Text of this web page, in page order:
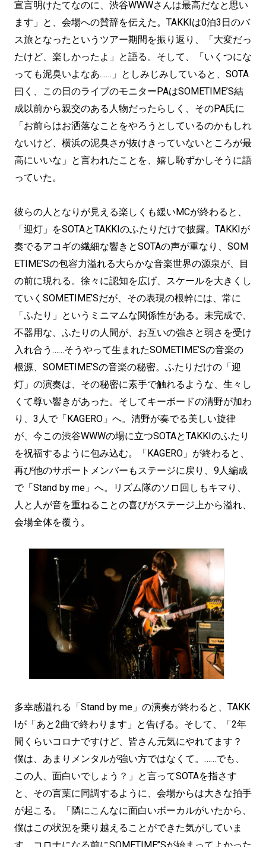
宣言明けたてなのに、渋谷WWWさんは最高だなと思い
ます」と、会場への賛辞を伝えた。TAKKIは0泊3日のバ
ス旅となったというツアー期間を振り返り、「大変だっ
たけど、楽しかったよ」と語る。そして、「いくつにな
っても泥臭いよなあ……」としみじみしていると、SOTA
曰く、この日のライブのモニターPAはSOMETIME’S結
成以前から親交のある人物だったらしく、そのPA氏に
「お前らはお洒落なことをやろうとしているのかもしれ
ないけど、横浜の泥臭さが抜けきっていないところが最
高にいいな」と言われたことを、嬉し恥ずかしそうに語
っていた。
彼らの人となりが見える楽しくも緩いMCが終わると、
「迎灯」をSOTAとTAKKIのふたりだけで披露。TAKKIが
奏でるアコギの繊細な響きとSOTAの声が重なり、SOM
ETIME’Sの包容力溢れる大らかな音楽世界の源泉が、目
の前に現れる。徐々に認知を広げ、スケールを大きくし
ていくSOMETIME’Sだが、その表現の根幹には、常に
「ふたり」というミニマムな関係性がある。未完成で、
不器用な、ふたりの人間が、お互いの強さと弱さを受け
入れ合う……そうやって生まれたSOMETIME’Sの音楽の
根源、SOMETIME’Sの音楽の秘密。ふたりだけの「迎
灯」の演奏は、その秘密に素手で触れるような、生々し
くて尊い響きがあった。そしてキーボードの清野が加わ
り、3人で「KAGERO」へ。清野が奏でる美しい旋律
が、今この渋谷WWWの場に立つSOTAとTAKKIのふたり
を祝福するように包み込む。「KAGERO」が終わると、
再び他のサポートメンバーもステージに戻り、9人編成
で「Stand by me」へ。リズム隊のソロ回しもキマり、
人と人が音を重ねることの喜びがステージ上から溢れ、
会場全体を覆う。
多幸感溢れる「Stand by me」の演奏が終わると、TAKK
Iが「あと2曲で終わります」と告げる。そして、「2年
間くらいコロナですけど、皆さん元気にやれてます？
僕は、あまりメンタルが強い方ではなくて。……でも、
この人、面白いでしょう？」と言ってSOTAを指さす
と、その言葉に同調するように、会場からは大きな拍手
が起こる。「隣にこんなに面白いボーカルがいたから、
僕はこの状況を乗り越えることができた気がしていま